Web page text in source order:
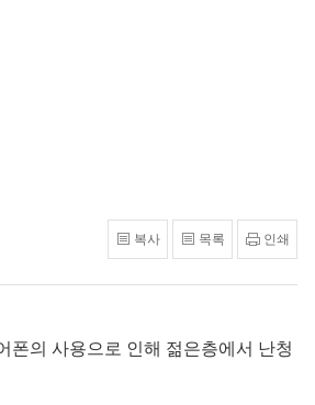
복사 목록 인쇄
폰의 사용으로 인해 젊은층에서 난청